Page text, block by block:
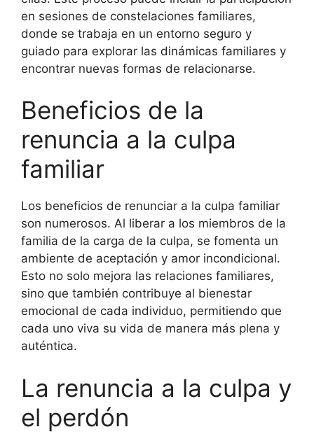
en sesiones de constelaciones familiares,
donde se trabaja en un entorno seguro y
guiado para explorar las dinámicas familiares y
encontrar nuevas formas de relacionarse.
Beneficios de la
renuncia a la culpa
familiar
Los beneficios de renunciar a la culpa familiar
son numerosos. Al liberar a los miembros de la
familia de la carga de la culpa, se fomenta un
ambiente de aceptación y amor incondicional.
Esto no solo mejora las relaciones familiares,
sino que también contribuye al bienestar
emocional de cada individuo, permitiendo que
cada uno viva su vida de manera más plena y
auténtica.
La renuncia a la culpa y
el perdón